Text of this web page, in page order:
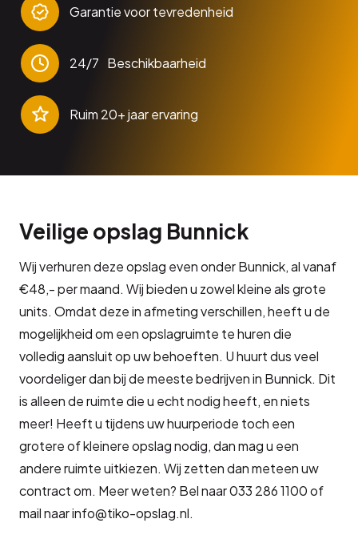
Garantie voor tevredenheid
24/7 Beschikbaarheid
Ruim 20+ jaar ervaring
Veilige opslag Bunnick
Wij verhuren deze opslag even onder Bunnick, al vanaf
€48,- per maand. Wij bieden u zowel kleine als grote
units. Omdat deze in afmeting verschillen, heeft u de
mogelijkheid om een opslagruimte te huren die
volledig aansluit op uw behoeften. U huurt dus veel
voordeliger dan bij de meeste bedrijven in Bunnick. Dit
is alleen de ruimte die u echt nodig heeft, en niets
meer! Heeft u tijdens uw huurperiode toch een
grotere of kleinere opslag nodig, dan mag u een
andere ruimte uitkiezen. Wij zetten dan meteen uw
contract om. Meer weten? Bel naar 033 286 1100 of
mail naar info@tiko-opslag.nl.